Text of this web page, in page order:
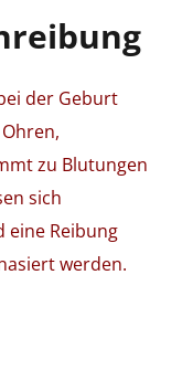
der Geburt
zu Blutungen
sich
eine Reibung
werden.